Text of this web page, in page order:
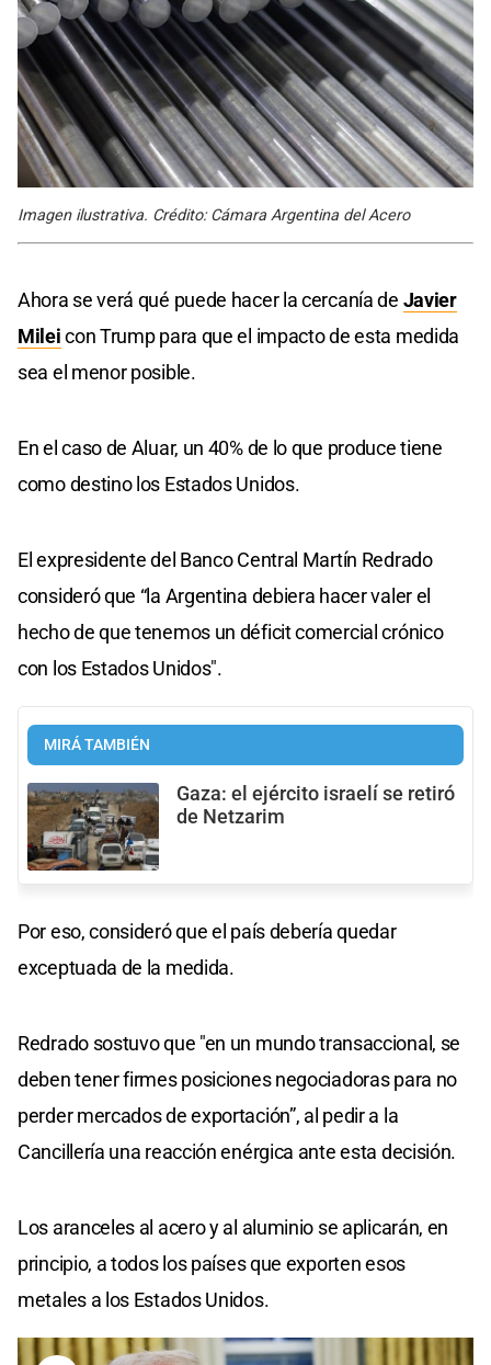
Imagen ilustrativa. Crédito: Cámara Argentina del Acero
Ahora se verá qué puede hacer la cercanía de Javier
Mileicon Trump para que el impacto de esta medida
sea el menor posible.
En el caso de Aluar, un 40% de lo que produce tiene
como destino los Estados Unidos.
El expresidente del Banco Central Martín Redrado
consideró que “la Argentina debiera hacer valer el
hecho de que tenemos un déficit comercial crónico
con los Estados Unidos".
MIRÁ TAMBIÉN
Gaza: el ejército israelí se retiró
de Netzarim
Por eso, consideró que el país debería quedar
exceptuada de la medida.
Redrado sostuvo que "en un mundo transaccional, se
deben tener firmes posiciones negociadoras para no
perder mercados de exportación”, al pedir a la
Cancillería una reacción enérgica ante esta decisión.
Los aranceles al acero y al aluminio se aplicarán, en
principio, a todos los países que exporten esos
metales a los Estados Unidos.